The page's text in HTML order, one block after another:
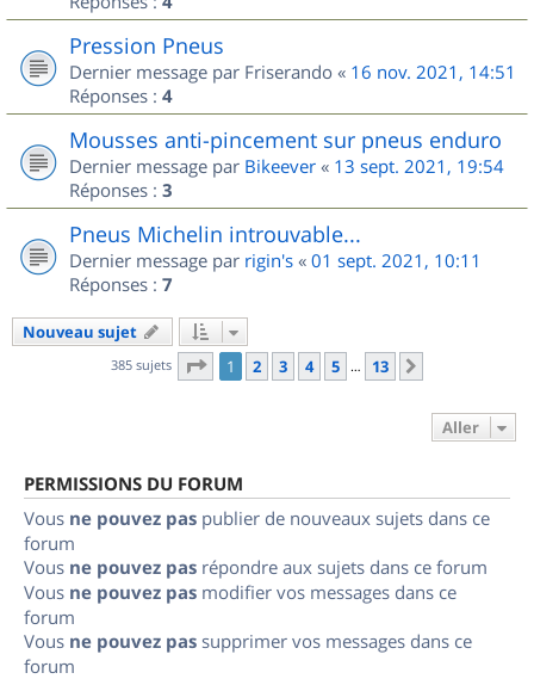
Pression Pneus
Dernier message par Friserando « 16 nov. 2021, 14:51
Réponses : 4
Mousses anti-pincement sur pneus enduro
Dernier message par Bikeever « 13 sept. 2021, 19:54
Réponses : 3
Pneus Michelin introuvable...
Dernier message par rigin's « 01 sept. 2021, 10:11
Réponses : 7
Nouveau sujet
385 sujets Page 1sur
1 2 3 4 5 … 13
Aller
PERMISSIONS DU FORUM
Vous ne pouvez pas publier de nouveaux sujets dans ce
forum
Vous ne pouvez pas répondre aux sujets dans ce forum
Vous ne pouvez pas modifier vos messages dans ce
forum
Vous ne pouvez pas supprimer vos messages dans ce
forum